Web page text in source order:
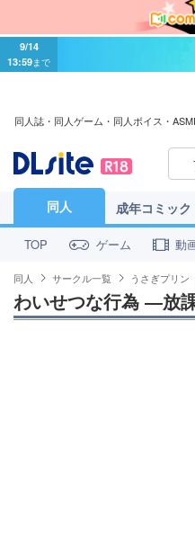
9/14
13:59まで
同人誌・同人ゲーム・同人ボイス・
同人 成年コミック
TOP ゲーム 動
同人 サークル一覧 うさぎプリン
わいせつな行為 ―放